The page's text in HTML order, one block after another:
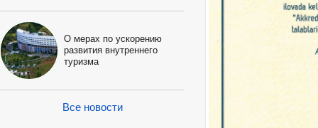
О мерах по ускорению
развития внутреннего
туризма
Все новости